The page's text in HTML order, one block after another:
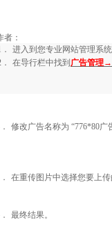
者：
进入到您专业网站管理系
在导行栏中找到 广告管理
修改广告名称为 “776*80广
在重传图片中选择您要上
最终结果。